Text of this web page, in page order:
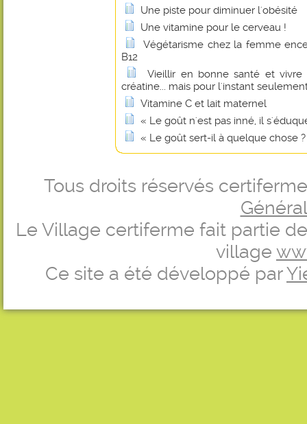
Une piste pour diminuer l'obésité
Une vitamine pour le cerveau !
Végétarisme chez la femme
B12
Vieillir en bonne santé et
créatine... mais pour l'instant
Vitamine C et lait maternel
« Le goût n'est pas inné, il
« Le goût sert-il à quelque chose
Tous droits réservés
Le Village certiferme fait partie
village
Ce site a été développé par